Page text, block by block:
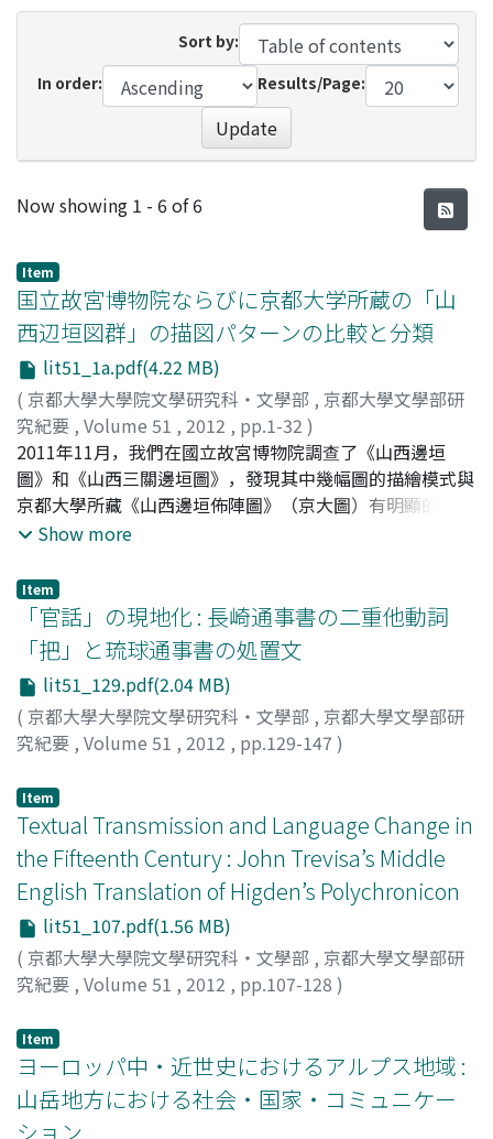
Sort by:
In order:
Results/Page:
Update
Recent Submissions
Now showing 1 - 6 of 6
Item
国立故宮博物院ならびに京都大学所蔵の「山
西辺垣図群」の描図パターンの比較と分類
lit51_1a.pdf(4.22 MB)
( 京都大學大學院文學研究科・文學部 , 京都大學文學部研
究紀要 , Volume 51 , 2012 , pp.1-32 )
田中, 和子;木津, 祐子;宇佐美, 文理;TANAKA, Kazuko;
KIZU, Yuko;USAMI, Bunri ; 90242990;70232808;タナカ,
カズコ;キズ, ユウコ;ウサミ, ブンリ
2011年11月，我們在國立故宮博物院調查了《山西邊垣
圖》和《山西三關邊垣圖》，發現其中幾幅圖的描繪模式與
京都大學所藏《山西邊垣佈陣圖》（京大圖）有明顯的差
別。最為顯著的差別在如下三項上：1）東路的五臺山、五
永興堡所處的圖幅與其在圖幅中的位置、3）岢嵐州和嵐縣
在一幅圖中的相對佈置。通過此三項的分析，我們了解到
〈山西邊垣圖群〉一系列地圖按照描繪模式的不同可以分成
A、B兩個大類型。〈山西邊垣圖群〉中與京大圖一樣具有
東西兩路（即缺中路）的一共有六套，三套為A型（包括京
大圖在內），其餘三套皆為B型。A型圖中最接近於京大圖
的就是《山西三關邊垣圖》（全二十冊）。
Show more
Item
「官話」の現地化 : 長崎通事書の二重他動詞
「把」と琉球通事書の処置文
lit51_129.pdf(2.04 MB)
( 京都大學大學院文學研究科・文學部 , 京都大學文學部研
究紀要 , Volume 51 , 2012 , pp.129-147 )
Item
Textual Transmission and Language Change in
the Fifteenth Century : John Trevisa’s Middle
English Translation of Higden’s Polychronicon
lit51_107.pdf(1.56 MB)
( 京都大學大學院文學研究科・文學部 , 京都大學文學部研
究紀要 , Volume 51 , 2012 , pp.107-128 )
Item
ヨーロッパ中・近世史におけるアルプス地域 :
山岳地方における社会・国家・コミュニケー
ション